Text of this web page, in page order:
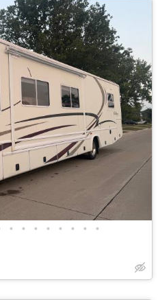
• • • • • • • •